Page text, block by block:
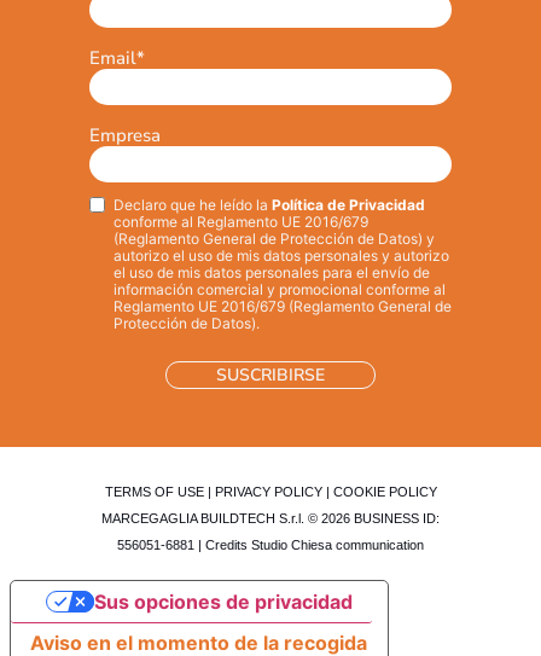
Email*
Empresa
Privacy*
Declaro que he leído la Política de Privacidad
conforme al Reglamento UE 2016/679
(Reglamento General de Protección de Datos) y
autorizo el uso de mis datos personales y autorizo
el uso de mis datos personales para el envío de
información comercial y promocional conforme al
Reglamento UE 2016/679 (Reglamento General de
Protección de Datos).
TERMS OF USE| PRIVACY POLICY| COOKIE POLICY
MARCEGAGLIA BUILDTECH S.r.l. © 2026 BUSINESS ID:
556051-6881 | Credits Studio Chiesa communication
Aviso en el momento de la recogida
Sus opciones de privacidad